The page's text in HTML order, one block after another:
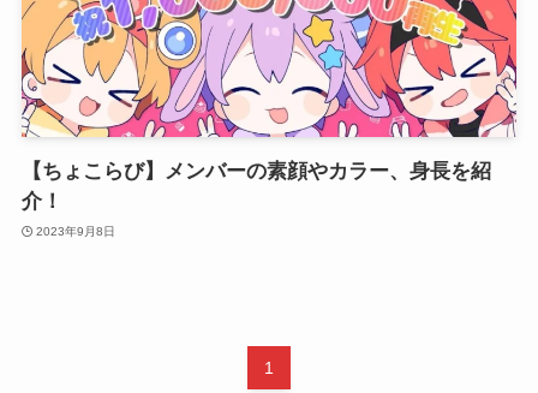
【ちょこらび】メンバーの素顔やカラー、身長を紹
介！
2023年9月8日
1